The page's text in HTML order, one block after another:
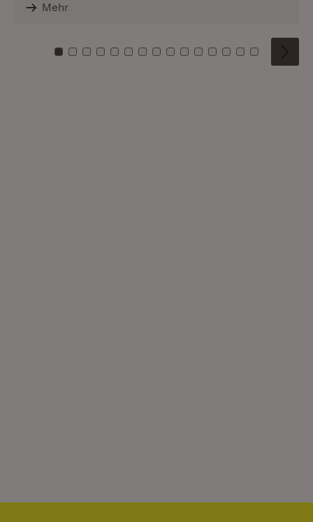
Mehr
Zu Kachel: 0
Zu Kachel: 1
Zu Kachel: 2
Zu Kachel: 3
Zu Kachel: 4
Zu Kachel: 5
Zu Kachel: 6
Zu Kachel: 7
Zu Kachel: 8
Zu Kachel: 9
Zu Kachel: 10
Zu Kachel: 11
Zu Kachel: 12
Zu Kachel:
Zu